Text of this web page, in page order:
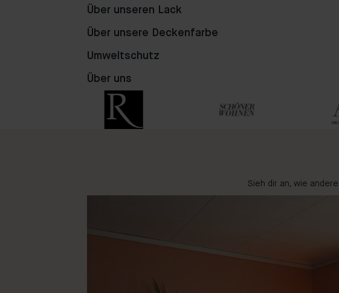
Über unseren Lack
Über unsere Deckenfarbe
Umweltschutz
Über uns
Sieh dir an, wie